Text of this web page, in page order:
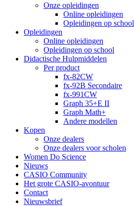
Onze opleidingen
Online opleidingen
Opleidingen op school
Opleidingen
Online opleidingen
Opleidingen op school
Didactische Hulpmiddelen
Per product
fx-82CW
fx-92B Secondaire
fx-991CW
Graph 35+E II
Graph Math+
Andere modellen
Kopen
Onze dealers
Onze dealers voor scholen
Women Do Science
Nieuws
CASIO Community
Het grote CASIO-avontuur
Contact
Nieuwsbrief